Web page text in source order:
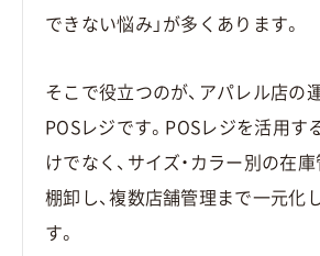
できない悩み」が多くあります。
そこで役立つのが、アパレル店の
POSレジです。POSレジを活用す
けでなく、サイズ・カラー別の在庫
棚卸し、複数店舗管理まで一元化
す。